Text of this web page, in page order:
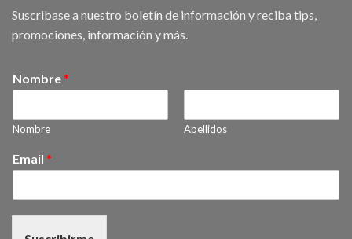
Suscribase a nuestro boletín de información y reciba tips,
promociones, información y más.
Nombre *
Nombre Apellidos
Email *